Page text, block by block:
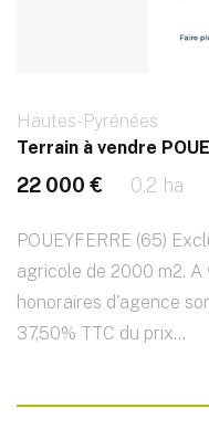
Hautes-Pyrénées
Terrain à vendre
22 000 € 0.2 ha
POUEYFERRE (65)
agricole de 2000 m2. A
honoraires d'agence
37,50% TTC du prix...